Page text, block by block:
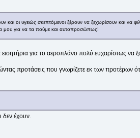
και οι υγειώς σκεπτόμενοι ξέρουν να ξεχωρίσουν και
μου για να τα πούμε και αυτοπροσώπως!
για το αεροπλάνο πολύ ευχαρίστως
προτάσεις που γνωρίζετε εκ των προτέρων
δεν έχουν.